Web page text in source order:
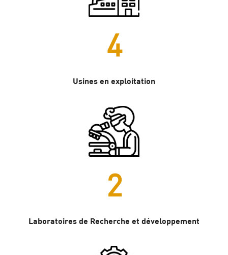
4
Usines en exploitation
2
Laboratoires de Recherche et développement